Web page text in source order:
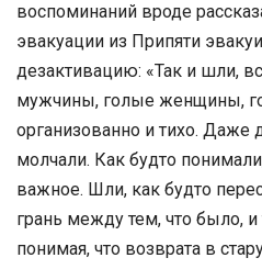
воспоминаний вроде
эвакуации из Припяти
дезактивацию: «Так и шли,
мужчины, голые женщины,
организованно и тихо. Даже
молчали. Как будто
важное. Шли, как будто
грань между тем, что было,
понимая, что возврата в